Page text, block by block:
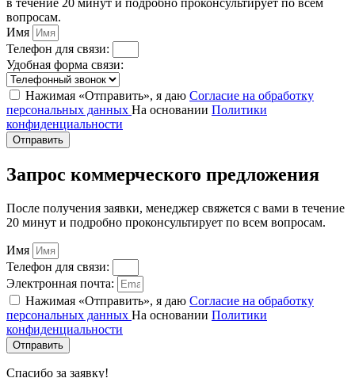
вопросам.
Имя
Телефон для связи:
Удобная форма связи:
Нажимая «Отправить», я даю Согласие на обработку
персональных данных На основании Политики
конфиденциальности
Отправить
Запрос коммерческого предложения
После получения заявки, менеджер свяжется с вами в течение
20 минут и подробно проконсультирует по всем вопросам.
Имя
Телефон для связи:
Электронная почта:
Нажимая «Отправить», я даю Согласие на обработку
персональных данных На основании Политики
конфиденциальности
Отправить
Спасибо за заявку!